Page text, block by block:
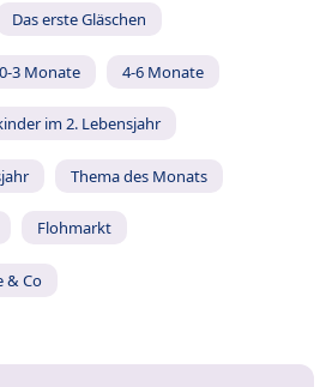
Das erste Gläschen
0-3 Monate 4-6 Monate
im 2. Lebensjahr
Thema des Monats
Flohmarkt
& Co